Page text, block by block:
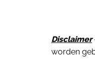
Disclaimer
worden